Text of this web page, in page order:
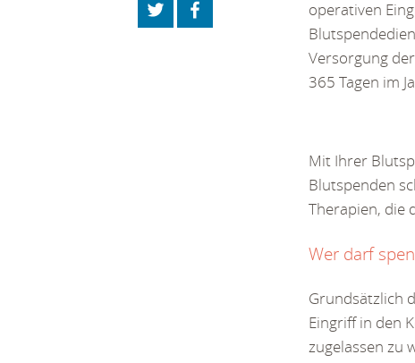
operativen
Versorgung
365 Tagen im
Mit Ihrer
Blutspenden
Therapien, die
Wer darf
Grundsätzlich
Eingriff in den
zugelassen zu